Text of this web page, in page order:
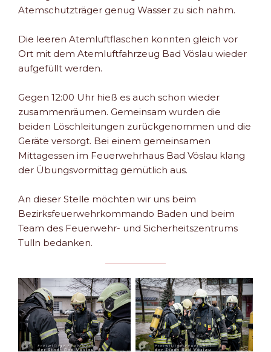
Atemschutzträger genug Wasser zu sich nahm.
Die leeren Atemluftflaschen konnten gleich vor
Ort mit dem Atemluftfahrzeug Bad Vöslau wieder
aufgefüllt werden.
Gegen 12:00 Uhr hieß es auch schon wieder
zusammenräumen. Gemeinsam wurden die
beiden Löschleitungen zurückgenommen und die
Geräte versorgt. Bei einem gemeinsamen
Mittagessen im Feuerwehrhaus Bad Vöslau klang
der Übungsvormittag gemütlich aus.
An dieser Stelle möchten wir uns beim
Bezirksfeuerwehrkommando Baden und beim
Team des Feuerwehr- und Sicherheitszentrums
Tulln bedanken.